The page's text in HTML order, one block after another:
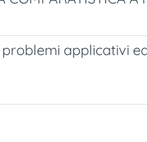
applicativi